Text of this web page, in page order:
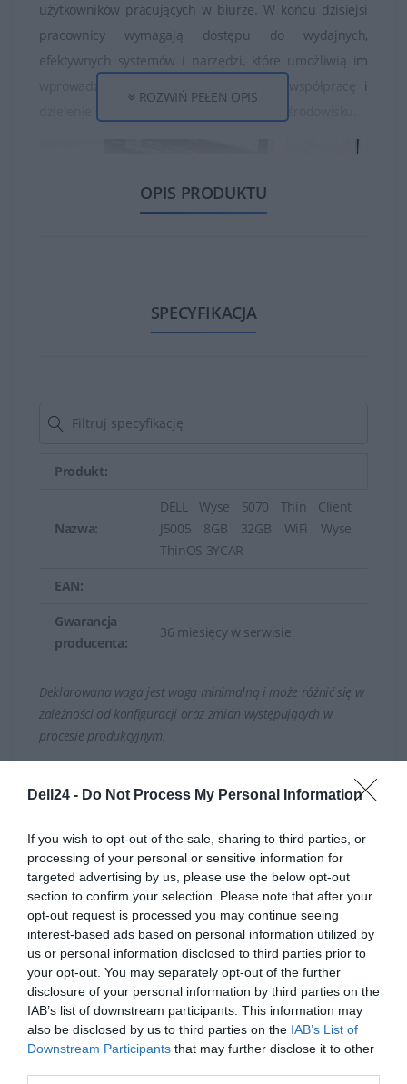
Dell24 - Do Not Process My Personal Information
If you wish to opt-out of the sale, sharing to third parties, or
processing of your personal or sensitive information for
targeted advertising by us, please use the below opt-out
section to confirm your selection. Please note that after your
opt-out request is processed you may continue seeing
interest-based ads based on personal information utilized by
us or personal information disclosed to third parties prior to
your opt-out. You may separately opt-out of the further
disclosure of your personal information by third parties on the
IAB’s list of downstream participants. This information may
also be disclosed by us to third parties on the IAB’s List of
Downstream Participants that may further disclose it to other
użytkowników pracujących w biurze. W końcu dzisiejsi
pracownicy wymagają dostępu do wydajnych,
efektywnych systemów i narzędzi, które umożliwią im
wprowadzanie nowatorskich rozwiązań, współpracę i
konkretnego urządzenia najlepiej pasującego do
Dzięki niewielkim rozmiarom terminali oraz kilku opcjom
montażu terminal można zamontować w dogodnym
miejscu np. na ścianie, z tyłu monitora LCD.
twardego, dzięki czemu żadne istotne informacje nie są
przechowywane lokalnie. Urządzenia Wyse zapewniają
maksymalne bezpieczeństwo i wydajność - Dell
zapewnia więcej niż jedną warstwę zabezpieczeń dla
terminala.
ROZWIŃ PEŁEN OPIS
OPIS PRODUKTU
SPECYFIKACJA
Produkt:
Nazwa:
DELL Wyse 5070 Thin Client
J5005 8GB 32GB WiFi Wyse
ThinOS 3YCAR
EAN:
Gwarancja
producenta:
36 miesięcy w serwisie
Deklarowana waga jest wagą minimalną i może różnić się w
zależności od konfiguracji oraz zmian występujących w
procesie produkcyjnym.
INFORMACJE HANDLOWE
Kod producenta 1026924140654
Dane
producenta
Dell Technologies
1 Dell Way
Round Rock, TX 78664
https://dell.com
Podmiot
odpowiedzialny
DELL sp. z o.o
ul. Inflancka 4A
00-189 Warszawa